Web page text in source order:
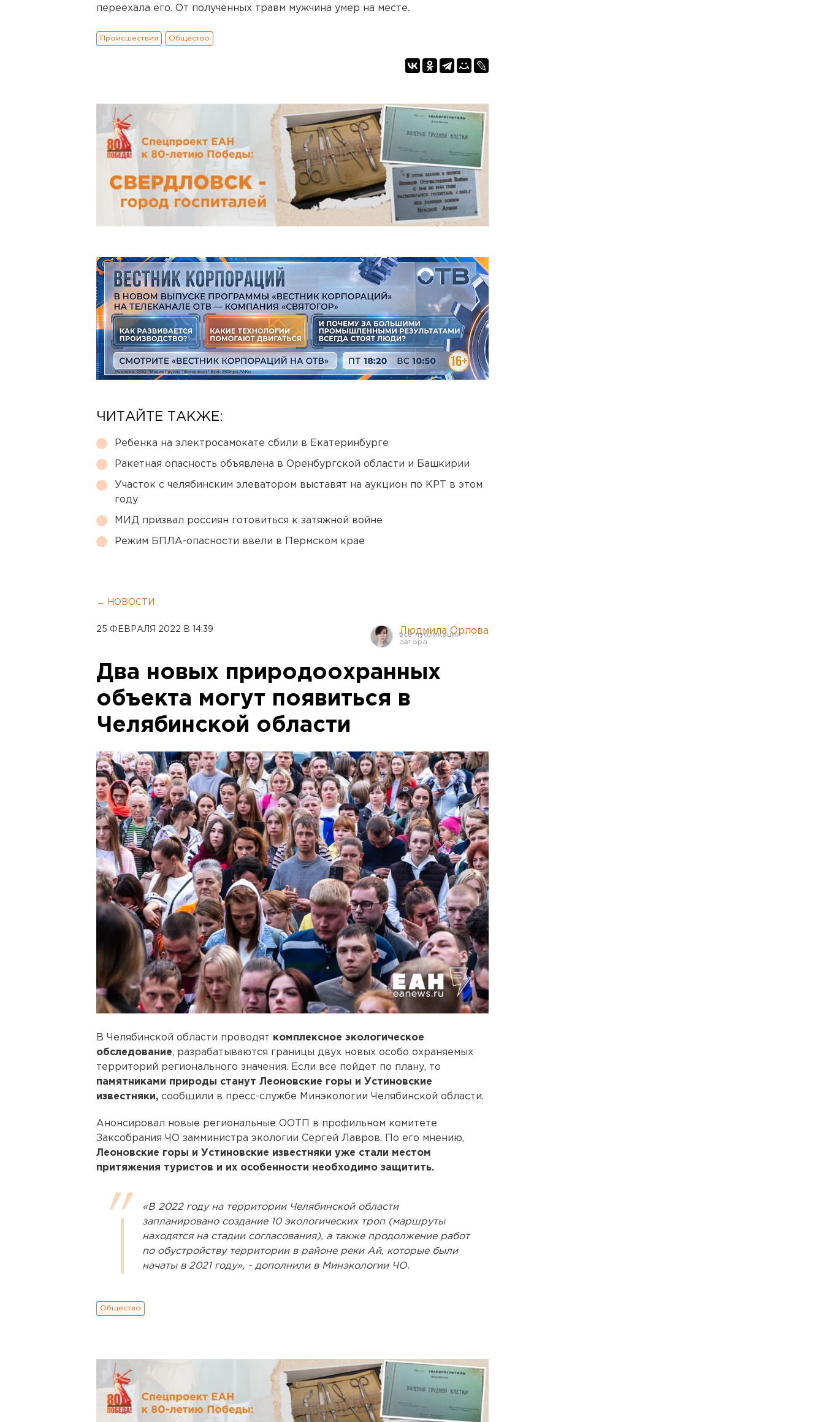
переехала его. От полученных травм мужчина умер на месте.
Происшествия Общество
ЧИТАЙТЕ ТАКЖЕ:
Ребенка на электросамокате сбили в Екатеринбурге
Ракетная опасность объявлена в Оренбургской области и Башкирии
Участок с челябинским элеватором выставят на аукцион по КРТ в этом
году
МИД призвал россиян готовиться к затяжной войне
Режим БПЛА-опасности ввели в Пермском крае
← НОВОСТИ
25 ФЕВРАЛЯ 2022 В 14:39 Людмила Орлова
Два новых природоохранных
объекта могут появиться в
Челябинской области
В Челябинской области проводят комплексное экологическое
обследование, разрабатываются границы двух новых особо охраняемых
территорий регионального значения. Если все пойдет по плану, то
памятниками природы станут Леоновские горы и Устиновские
известняки, сообщили в пресс-службе Минэкологии Челябинской области.
Анонсировал новые региональные ООТП в профильном комитете
Заксобрания ЧО замминистра экологии Сергей Лавров. По его мнению,
Леоновские горы и Устиновские известняки уже стали местом
притяжения туристов и их особенности необходимо защитить.
«В 2022 году на территории Челябинской области
запланировано создание 10 экологических троп (маршруты
находятся на стадии согласования), а также продолжение работ
по обустройству территории в районе реки Ай, которые были
начаты в 2021 году», - дополнили в Минэкологии ЧО.
Общество